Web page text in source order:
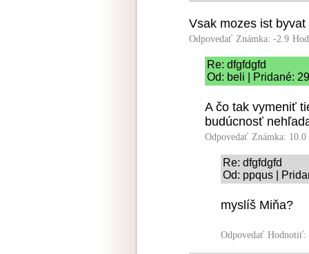
Vsak mozes ist
Odpovedať Známka: -2.9
Re: dfgfdgfd
Od: beli | Pridané:
A čo tak vymeniť
budúcnosť
Odpovedať Známka: 10.0
Re: dfgfdgfd
Od: ppqus |
myslíš Miňa?
Odpovedať Hodnotiť: